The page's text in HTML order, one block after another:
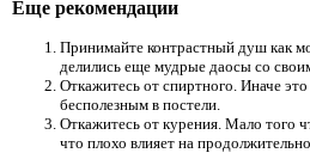
Еще рекомендации
Принимайте контрастный душ как
делились еще мудрые даосы со
Откажитесь от спиртного. Иначе
бесполезным в постели.
Откажитесь от курения. Мало того
что плохо влияет на